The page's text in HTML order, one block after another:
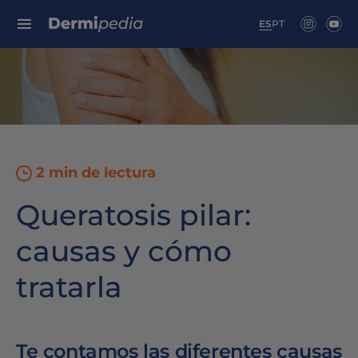
ESPT
Search for:
2 min de lectura
Queratosis pilar:
causas y cómo
tratarla
Te contamos las diferentes causas